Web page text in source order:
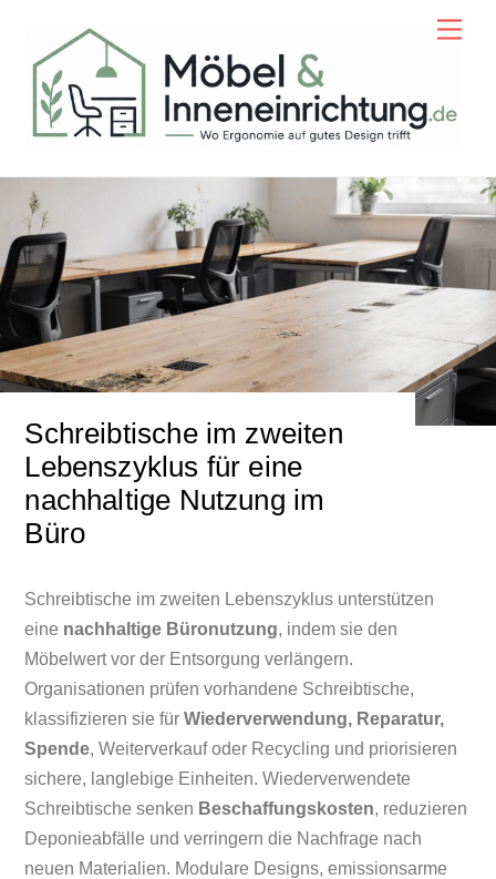
content
Schreibtische im zweiten
Lebenszyklus für eine
nachhaltige Nutzung im
Büro
Schreibtische im zweiten Lebenszyklus unterstützen
eine nachhaltige Büronutzung, indem sie den
Möbelwert vor der Entsorgung verlängern.
Organisationen prüfen vorhandene Schreibtische,
klassifizieren sie fürWiederverwendung, Reparatur,
Spende, Weiterverkauf oder Recycling und priorisieren
sichere, langlebige Einheiten. Wiederverwendete
Schreibtische senken Beschaffungskosten, reduzieren
Deponieabfälle und verringern die Nachfrage nach
neuen Materialien. Modulare Designs, emissionsarme